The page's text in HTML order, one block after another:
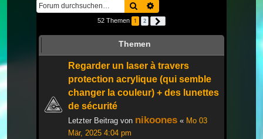
Suche
52 Themen 1 2
Themen
Regarder un laser à travers
protection acrylique (qui semble
changer la couleur) + des lunettes
de sécurité
Letzter Beitrag von nikoones « Mo 03
Mär, 2025 4:04 pm